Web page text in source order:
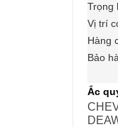
Trọng
Vị trí
Hàng
Bảo
Ắc